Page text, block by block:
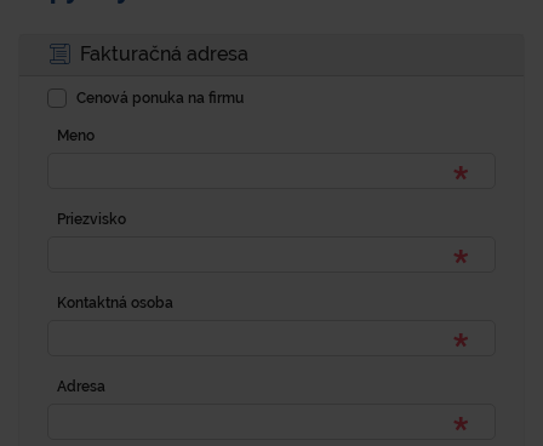
Fakturačná adresa
Cenová ponuka na firmu
Meno
Priezvisko
Kontaktná osoba
Adresa